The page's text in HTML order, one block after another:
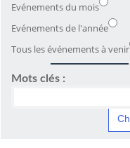
Evénements du mois
Evénements de l'année
Tous les événements à venir
Mots clés :